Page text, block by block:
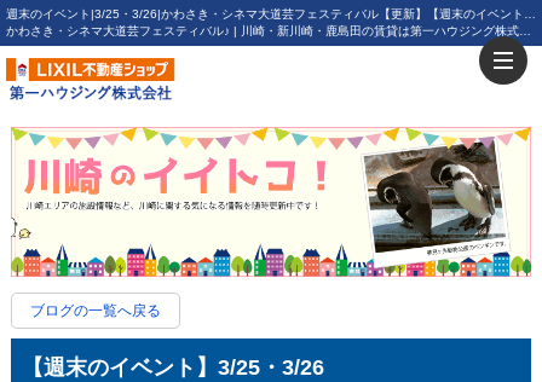
かわさき・シネマ大道芸フェスティバル♪ | 川崎・新川崎・鹿島田の賃貸は第一ハウジング株式会社にお任せ下さい！
ブログの一覧へ戻る
【週末のイベント】3/25・3/26